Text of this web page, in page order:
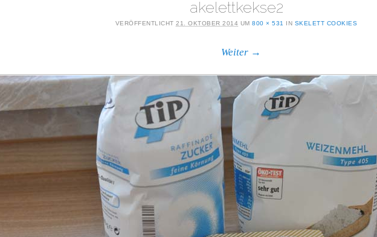
akelettkekse2
VERÖFFENTLICHT21. OKTOBER 2014 UM800 × 531 IN SKELETT COOKIES
Weiter →